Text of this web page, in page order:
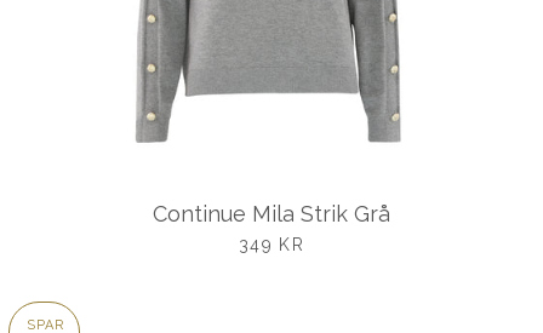
Continue Mila Strik Grå
UDSALGSPRIS
349 KR
SPAR